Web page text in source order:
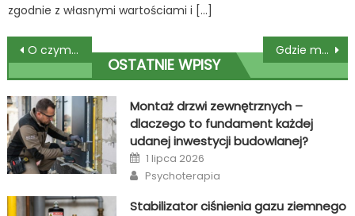
zgodnie z własnymi wartościami i […]
Nawigacja
wpisu
O czym musi pamiętać producent mebli biurowych? Gdzie można kupić szyby pancerne łódź?
OSTATNIE WPISY
Montaż drzwi zewnętrznych –
dlaczego to fundament każdej
udanej inwestycji budowlanej?
Posted
on
1 lipca 2026
Author
Psychoterapia
Stabilizator ciśnienia gazu ziemnego